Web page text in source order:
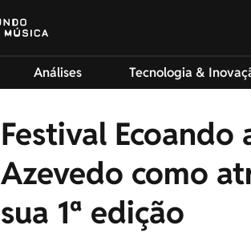
Análises Tecnologia &
Festival
Azevedo como
sua 1ª edição